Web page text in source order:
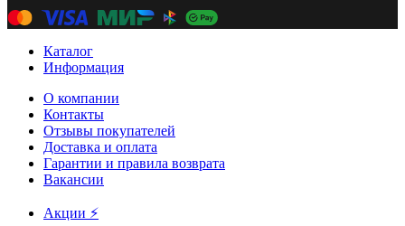
Каталог
Информация
О компании
Контакты
Отзывы покупателей
Доставка и оплата
Гарантии и правила возврата
Вакансии
Акции ⚡️